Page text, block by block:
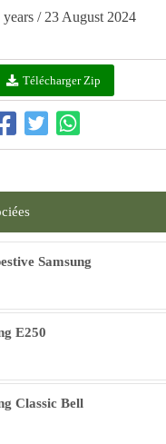
years / 23 August 2024
Télécharger Zip
Samsung
E250
Classic Bell